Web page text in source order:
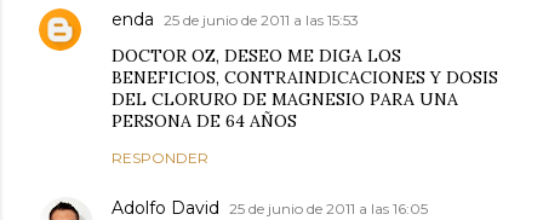
enda 25 de junio de 2011 a las 15:53
DOCTOR OZ, DESEO ME DIGA LOS
BENEFICIOS, CONTRAINDICACIONES Y DOSIS
DEL CLORURO DE MAGNESIO PARA UNA
PERSONA DE 64 AÑOS
RESPONDER
Adolfo David 25 de junio de 2011 a las 16:05